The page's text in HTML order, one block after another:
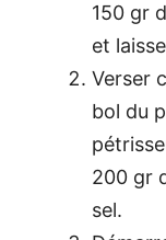
150 gr
et
Verser
bol du
200 gr
sel.